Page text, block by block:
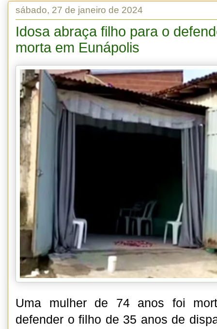
sábado, 27 de janeiro de 2024
Idosa abraça filho para o
morta em Eunápolis
Uma mulher de 74 anos foi
defender o filho de 35 anos de